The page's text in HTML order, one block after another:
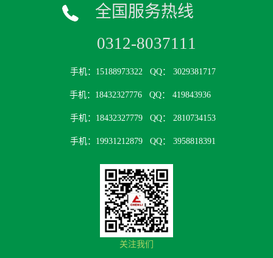
全国服务热线
0312-8037111
手机：15188973322 QQ： 3029381717
手机：18432327776 QQ： 419843936
手机：18432327779QQ： 2810734153
手机：19931212879 QQ： 3958818391
关注我们